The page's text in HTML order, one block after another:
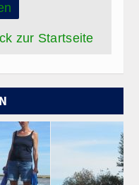
zur Startseite